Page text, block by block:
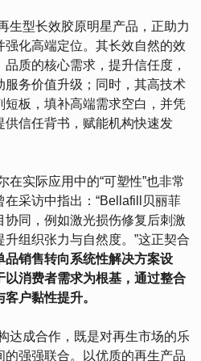
生型长效胶原明星产品，正助力
强化高端定位。其长效自然的效
质的核心需求，提升信任度，
服务价值升级；同时，其高技术
短板，填补高端需求空白，并凭
供信任背书，赋能机构快速发
在实际应用中的“可塑性”也非常
在采访中指出：“Bellafill贝丽菲
同，例如激光损伤修复后刺激
组织张力与自然度。”这正契合
品销售转向系统性解决方案设
以消费者需求为根基，通过整合
户黏性提升。
达成合作，既是对再生市场的乐
强强联合。以优质的再生产品